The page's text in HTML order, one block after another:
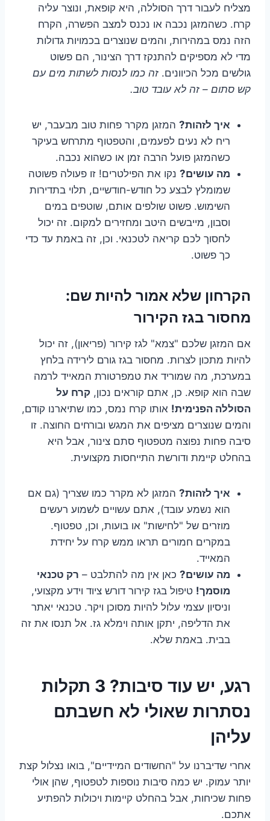
מצליח לעבור דרך הסוללה, היא קופאת, ונוצר עליה
קרח. כשהמזגן נכבה או נכנס למצב הפשרה, הקרח
הזה נמס במהירות, והמים שנוצרים בכמויות גדולות
מדי לא מספיקים להתנקז דרך הצינור, הם פשוט
גולשים מכל הכיוונים. זה כמו לנסות לשתות מים עם
קש סתום – זה לא עובד טוב.
איך לזהות? המזגן מקרר פחות טוב מבעבר, יש
ריח לא נעים לפעמים, והטפטוף מתרחש בעיקר
כשהמזגן פועל הרבה זמן או כשהוא נכבה.
מה עושים? נקו את הפילטרים! זו פעולה פשוטה
שמומלץ לבצע כל חודש-חודשיים, תלוי בתדירות
השימוש. פשוט שולפים אותם, שוטפים במים
וסבון, מייבשים היטב ומחזירים למקום. זה יכול
לחסוך לכם קריאה לטכנאי. וכן, זה באמת עד כדי
כך פשוט.
הקרחון שלא אמור להיות שם:
מחסור בגז הקירור
אם המזגן שלכם "צמא" לגז קירור (פריאון), זה יכול
להיות מתכון לצרות. מחסור בגז גורם לירידה בלחץ
במערכת, מה שמוריד את טמפרטורת המאייד לרמה
שבה הוא קופא. כן, אתם קוראים נכון, קרח על
הסוללה הפנימית! אותו קרח נמס, כמו שתיארנו קודם,
והמים שנוצרים מציפים את המגש ובורחים החוצה. זו
סיבה פחות נפוצה מטפטוף סתם צינור, אבל היא
בהחלט קיימת ודורשת התייחסות מקצועית.
איך לזהות? המזגן לא מקרר כמו שצריך (גם אם
הוא נשמע עובד), אתם עשויים לשמוע רעשים
מוזרים של "לחישות" או בועות, וכן, טפטוף.
במקרים חמורים תראו ממש קרח על יחידת
המאייד.
מה עושים? כאן אין מה להתלבט – רק טכנאי
מוסמך! טיפול בגז קירור דורש ציוד וידע מקצועי,
וניסיון עצמי עלול להיות מסוכן ויקר. טכנאי יאתר
את הדליפה, יתקן אותה וימלא גז. אל תנסו את זה
בבית. באמת שלא.
רגע, יש עוד סיבות? 3 תקלות
נסתרות שאולי לא חשבתם
עליהן
אחרי שדיברנו על "החשודים המיידיים", בואו נצלול קצת
יותר עמוק. יש כמה סיבות נוספות לטפטוף, שהן אולי
פחות שכיחות, אבל בהחלט קיימות ויכולות להפתיע
אתכם.